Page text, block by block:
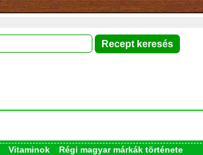
Vitaminok
Régi magyar márkák története